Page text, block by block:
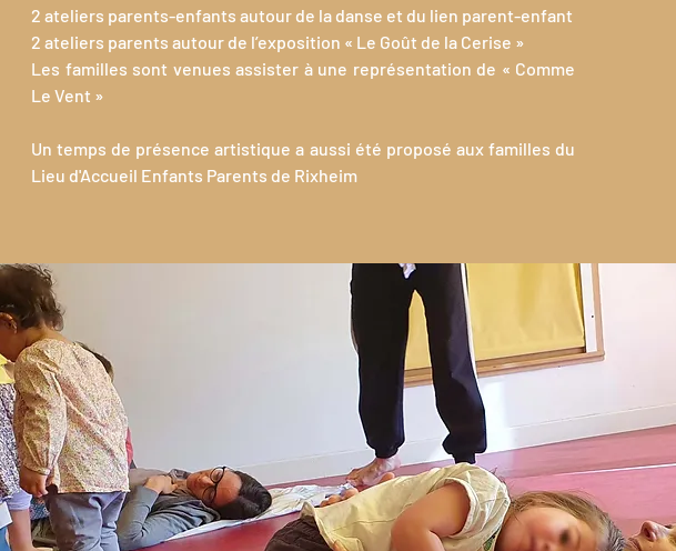
2 ateliers parents-enfants autour de la danse et du lien parent-enfant
2 ateliers parents autour de l’exposition « Le Goût de la Cerise »
Les familles sont venues assister à une représentation de « Comme
Le Vent »
Un temps de présence artistique a aussi été proposé aux familles du
Lieu d'Accueil Enfants Parents de Rixheim